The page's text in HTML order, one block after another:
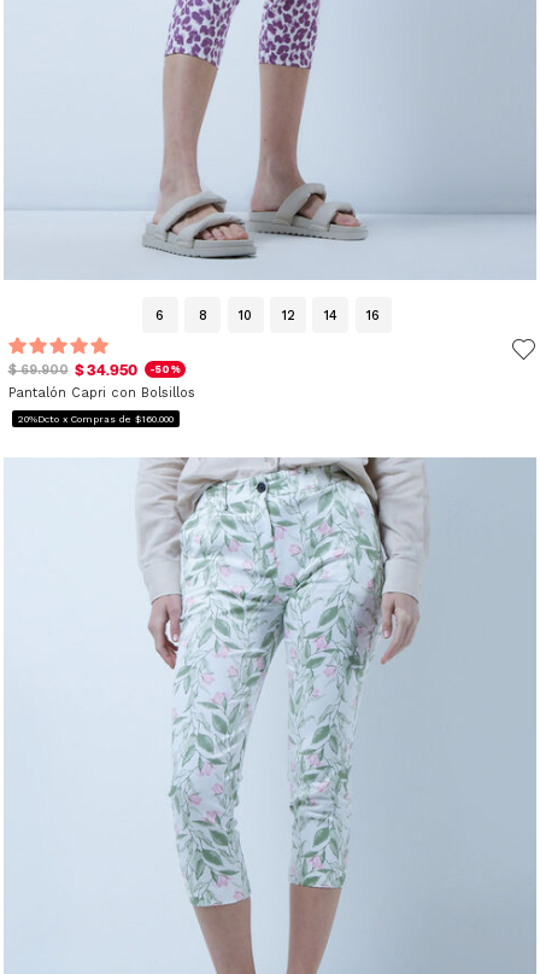
6 8 10 12 14 16
$ 69.900 $ 34.950 -50%
Pantalón Capri con Bolsillos
20%Dcto x Compras de $160.000